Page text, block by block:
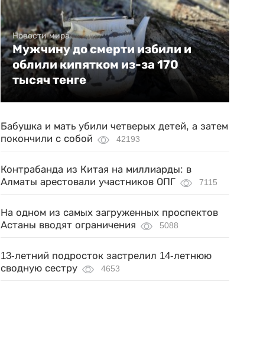
Новости мира
Мужчину до смерти избили и
облили кипятком из-за 170
тысяч тенге
Бабушка и мать убили четверых детей, а затем
покончили с собой
42193
Контрабанда из Китая на миллиарды: в
Алматы арестовали участников ОПГ
7115
На одном из самых загруженных проспектов
Астаны вводят ограничения
5088
13-летний подросток застрелил 14-летнюю
сводную сестру
4653